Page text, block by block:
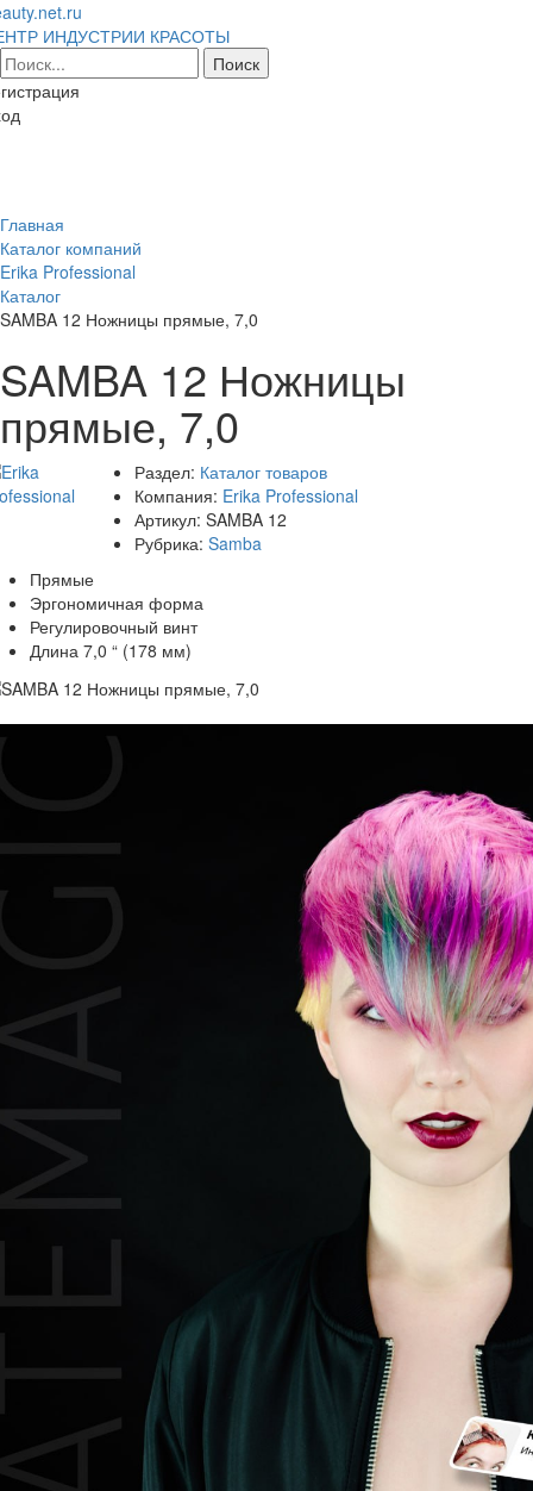
ИНДУСТРИИ КРАСОТЫ
Главная
Каталог компаний
Erika Professional
Каталог
SAMBA 12 Ножницы прямые, 7,0
SAMBA 12 Ножницы
прямые, 7,0
Раздел: Каталог товаров
Компания: Erika Professional
Артикул: SAMBA 12
Рубрика: Samba
Прямые
Эргономичная форма
Регулировочный винт
Длина 7,0 “ (178 мм)